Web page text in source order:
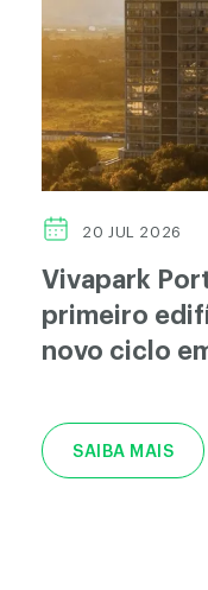
20 JUL 2026
Vivapark
primeiro
novo ciclo
SAIBA MAIS